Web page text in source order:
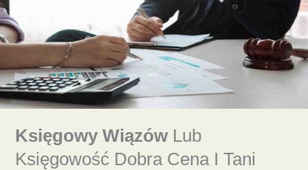
Księgowy Wiązów Lub
Księgowość Dobra Cena I Tani